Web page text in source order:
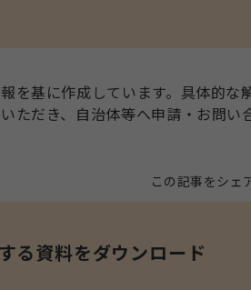
を基に作成しています。具体的な
ただき、自治体等へ申請・お問い
この記事をシェ
る資料をダウンロード